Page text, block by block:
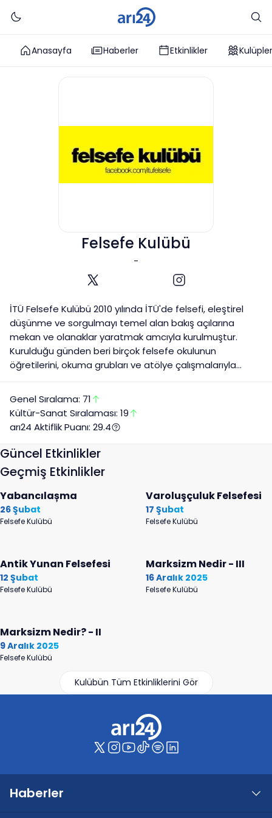
Anasayfa Haberler Etkinlikler Kulüpler
Felsefe Kulübü
-
İTÜ Felsefe Kulübü 2010 yılında İTÜ'de felsefi, eleştirel
düşünme ve sorgulmayı temel alan bakış açılarına
mekan ve olanaklar yaratmak amcıyla kurulmuştur.
Kurulduğu günden beri birçok felsefe okulunun
öğretilerini, okuma grubları ve atölye çalışmalarıyla
metinlerin ele alındığı Gelişim Atölyesi çalışmalarına
devam etmektedir. Kulüp, düşünsel etkinliklere ortam
yaratmak amacıyla koşulsuz ve hiyerarşik
örgütlenmeden uzak bir biçimde İTÜ'de, hayata ilişkin
etkinliklere alan yaratmayı, olanaklara erişimin önündeki
edinmiştir.
Genel Sıralama: 71
Kültür-Sanat Sıralaması: 19
arı24 Aktiflik Puanı: 29.4
Güncel Etkinlikler
Geçmiş Etkinlikler
Yabancılașma
26 Şubat
Felsefe Kulübü
Varoluşçuluk Felsefesi
17 Şubat
Felsefe Kulübü
Antik Yunan Felsefesi
12 Şubat
Felsefe Kulübü
Marksizm Nedir - III
16 Aralık 2025
Felsefe Kulübü
Marksizm Nedir? - II
9 Aralık 2025
Felsefe Kulübü
Kulübün Tüm Etkinliklerini Gör
Haberler